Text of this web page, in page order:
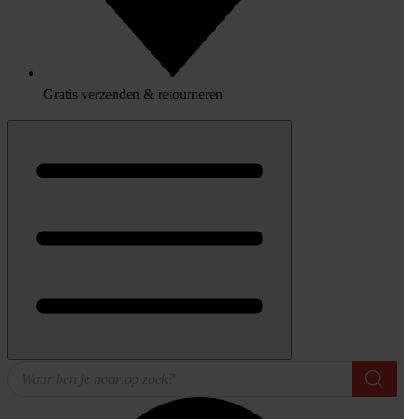
Gratis verzenden & retourneren